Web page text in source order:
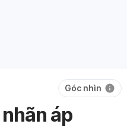
Góc nhìn
áp